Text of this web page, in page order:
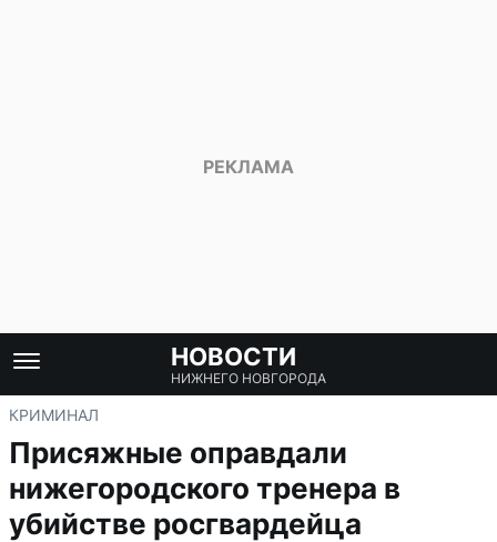
НОВОСТИ
НИЖНЕГО НОВГОРОДА
КРИМИНАЛ
Присяжные оправдали
нижегородского тренера в
убийстве росгвардейца